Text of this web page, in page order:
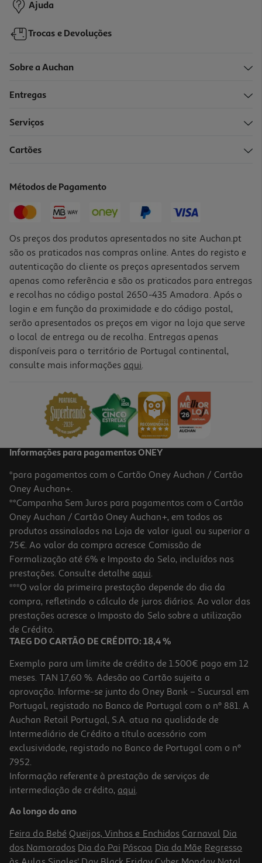
Suplemento Lactogermine Penta 8ml X 10 Frascos
18,55 €
Suplemento Tonosol Plus Emulsão Oral 200ml
95.25 €/Lt
19,05 €
Suplemento Lifergy Relax Attention Kids 60 Gomas
0.37 €/un
21,99 €
Ajuda
Trocas e Devoluções
Sobre a Auchan
Entregas
Serviços
Cartões
Métodos de Pagamento
Os preços dos produtos apresentados no site Auchan.pt
são os praticados nas compras online. Antes do registo e
autenticação do cliente os preços apresentados servem
apenas como referência e são os praticados para entregas
e recolhas no código postal 2650-435 Amadora. Após o
login e em função da proximidade e do código postal,
serão apresentados os preços em vigor na loja que serve
o local de entrega ou de recolha. Entregas apenas
disponíveis para o território de Portugal continental,
consulte mais informações aqui.
Informações para pagamentos ONEY
*para pagamentos com o Cartão Oney Auchan / Cartão
Oney Auchan+.
**Campanha Sem Juros para pagamentos com o Cartão
Oney Auchan / Cartão Oney Auchan+, em todos os
produtos assinalados na Loja de valor igual ou superior a
75€. Ao valor da compra acresce Comissão de
Formalização até 6% e Imposto do Selo, incluídos nas
prestações. Consulte detalhe aqui.
***O valor da primeira prestação depende do dia da
compra, refletindo o cálculo de juros diários. Ao valor das
prestações acresce o Imposto do Selo sobre a utilização
de Crédito.
TAEG DO CARTÃO DE CRÉDITO: 18,4 %
Exemplo para um limite de crédito de 1.500€ pago em 12
meses. TAN 17,60 %. Adesão ao Cartão sujeita a
aprovação. Informe-se junto do Oney Bank – Sucursal em
Portugal, registado no Banco de Portugal com o nº 881. A
Auchan Retail Portugal, S.A. atua na qualidade de
Intermediário de Crédito a título acessório com
exclusividade, registado no Banco de Portugal com o nº
7952.
Informação referente à prestação de serviços de
intermediação de crédito, aqui.
Ao longo do ano
Feira do Bebé Queijos, Vinhos e Enchidos Carnaval Dia
dos Namorados Dia do Pai Páscoa Dia da Mãe Regresso